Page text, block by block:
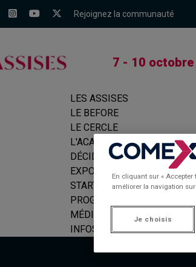
Rejoignez la communauté
7 - 10
LES ASSISES
LE BEFORE
LE CERCLE
L'ACADÉMIE
DÉCIDEURS
EXPOSANTS
START-UPS
PROGRAMME
MÉDIAS
INFOS PRATIQUES
En cliquant sur « Accepter
améliorer la navigation
Je choisis